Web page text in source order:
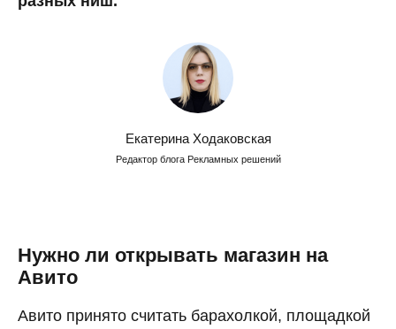
Екатерина Ходаковская
Редактор блога Рекламных решений
Нужно ли открывать магазин на
Авито
Авито принято считать барахолкой, площадкой